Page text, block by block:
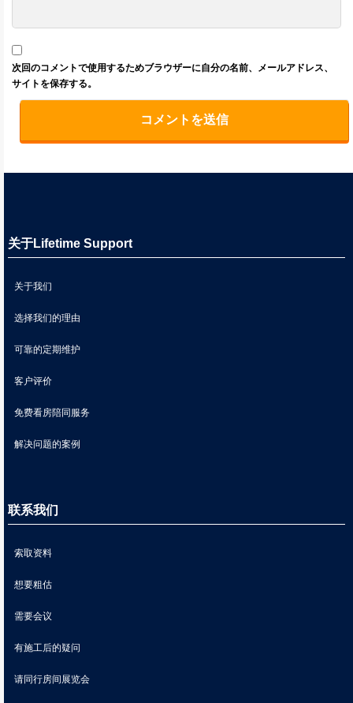
次回のコメントで使用するためブラウザーに自分の名前、メールアドレス、
サイトを保存する。
关于Lifetime Support
关于我们
选择我们的理由
可靠的定期维护
客户评价
免费看房陪同服务
解决问题的案例
联系我们
索取资料
想要粗估
需要会议
有施工后的疑问
请同行房间展览会